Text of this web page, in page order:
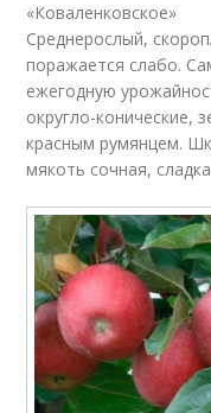
«Коваленковское»
Среднерослый,
поражается слабо.
ежегодную
округло-конические,
красным румянцем.
мякоть сочная,